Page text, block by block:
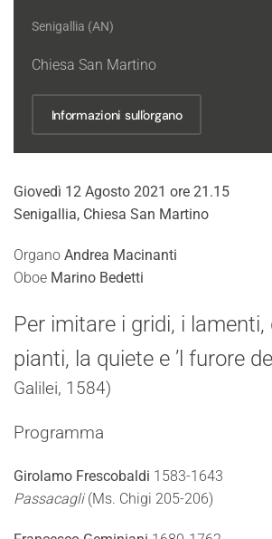
Senigallia (AN)
Chiesa San Martino
Informazioni sull'organo
Giovedì 12 Agosto 2021 ore 21.15
Senigallia, Chiesa San Martino
Organo Andrea Macinanti
Oboe Marino Bedetti
Per imitare i gridi, i lamenti,
pianti, la quiete e ’l furore
Galilei, 1584)
Programma
Girolamo Frescobaldi 1583-1643
Passacagli (Ms. Chigi 205-206)